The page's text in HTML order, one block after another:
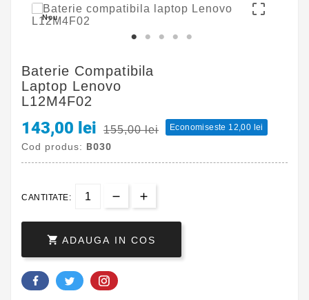
Nou

Baterie Compatibila
Laptop Lenovo
L12M4F02
143,00 lei 155,00 lei Economiseste 12,00 lei
Cod produs: B030
CANTITATE:
 ADAUGA IN COS